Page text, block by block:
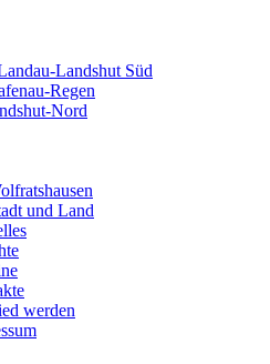
Landshut Süd
Regen
Nord
und Land
werden